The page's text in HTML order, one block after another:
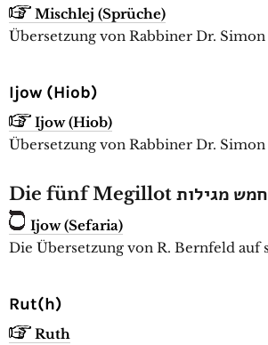
Mischlej (Sprüche)
Übersetzung von Rabbiner Dr.
Ijow (Hiob)
Ijow (Hiob)
Übersetzung von Rabbiner Dr.
Die fünf Megillot חמש מגילות
Ijow (Sefaria)
Die Übersetzung von R. Bernfeld auf
Rut(h)
Ruth